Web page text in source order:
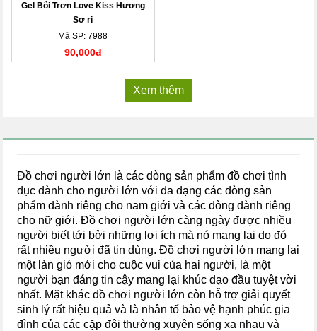
Gel Bôi Trơn Love Kiss Hương
Sơ ri
Mã SP: 7988
90,000đ
Xem thêm
Đồ chơi người lớn là các dòng sản phẩm đồ chơi tình
dục dành cho người lớn với đa dạng các dòng sản
phẩm dành riêng cho nam giới và các dòng dành riêng
cho nữ giới. Đồ chơi người lớn càng ngày được nhiều
người biết tới bởi những lợi ích mà nó mang lại do đó
rất nhiều người đã tin dùng. Đồ chơi người lớn mang lại
một làn gió mới cho cuộc vui của hai người, là một
người bạn đáng tin cậy mang lại khúc dạo đầu tuyệt vời
nhất. Mặt khác đồ chơi người lớn còn hỗ trợ giải quyết
sinh lý rất hiệu quả và là nhân tố bảo vệ hạnh phúc gia
đình của các cặp đôi thường xuyên sống xa nhau và